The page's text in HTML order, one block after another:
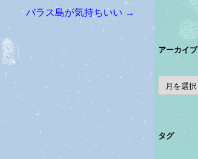
バラス島が気持ちいい →
アーカイブ
ア
ー
カ
タグ